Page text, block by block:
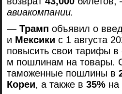
авиакомпании.
— Трамп объявил о
и Мексики с 1 августа
повысить свои тарифы
м пошлинам на товары.
таможенные пошлины в
Кореи, а также в 35% на